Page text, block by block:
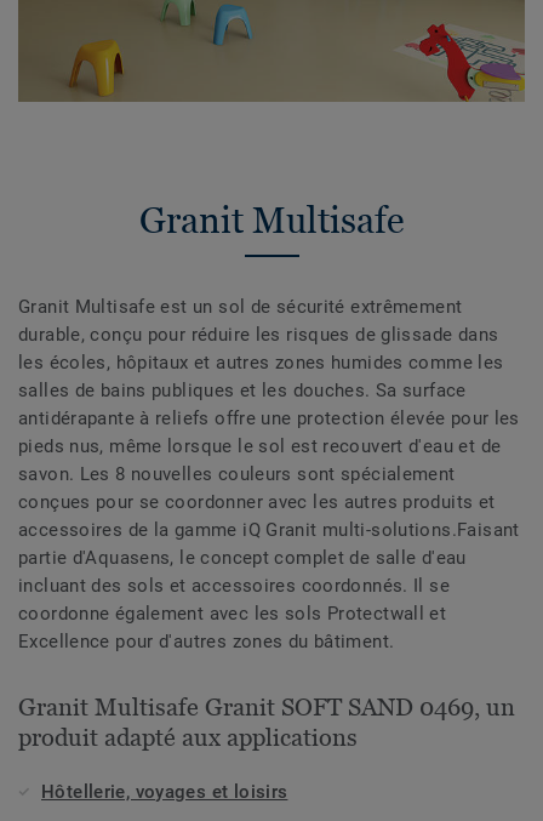
Granit Multisafe
Granit Multisafe est un sol de sécurité extrêmement
durable, conçu pour réduire les risques de glissade dans
les écoles, hôpitaux et autres zones humides comme les
salles de bains publiques et les douches. Sa surface
antidérapante à reliefs offre une protection élevée pour les
pieds nus, même lorsque le sol est recouvert d'eau et de
savon. Les 8 nouvelles couleurs sont spécialement
conçues pour se coordonner avec les autres produits et
accessoires de la gamme iQ Granit multi-solutions.Faisant
partie d'Aquasens, le concept complet de salle d'eau
incluant des sols et accessoires coordonnés. Il se
coordonne également avec les sols Protectwall et
Excellence pour d'autres zones du bâtiment.
Granit Multisafe Granit SOFT SAND 0469, un
produit adapté aux applications
Hôtellerie, voyages et loisirs